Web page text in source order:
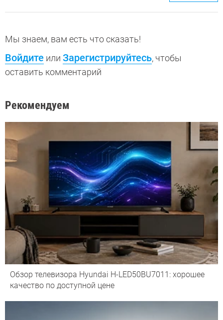
Мы знаем, вам есть что сказать!
Войдите или Зарегистрируйтесь, чтобы
оставить комментарий
Рекомендуем
Обзор телевизора Hyundai H-LED50BU7011: хорошее
качество по доступной цене